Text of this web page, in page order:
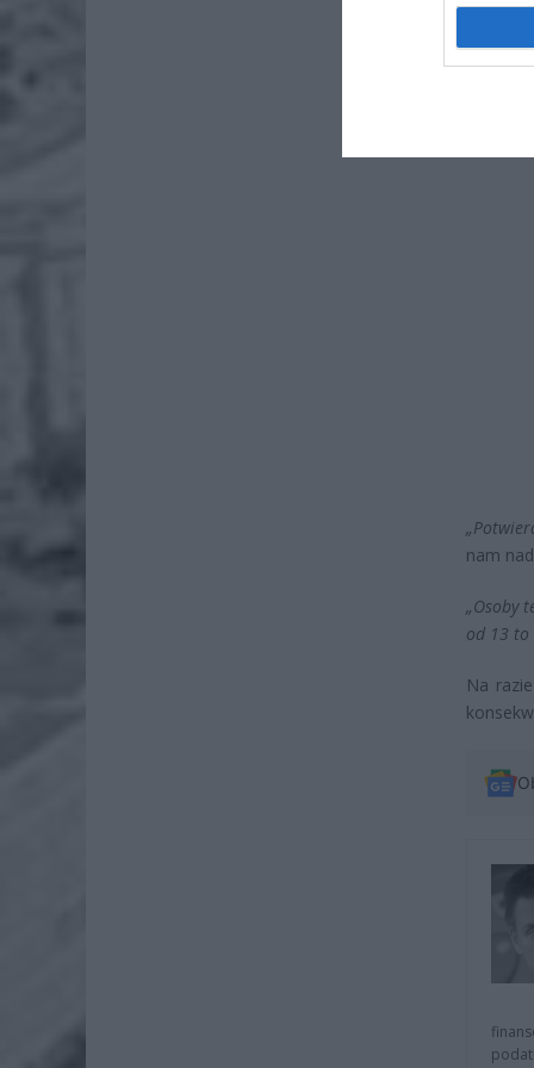
4
nam
„Osoby
od 13 to
Na